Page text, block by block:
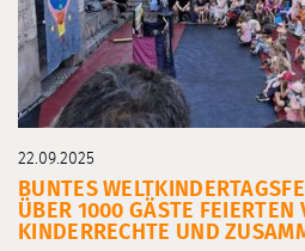
22.09.2025
BUNTES
ÜBER 1000 GÄSTE FEIERTEN
KINDERRECHTE UND